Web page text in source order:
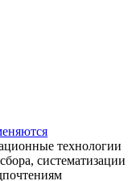
технологии
систематизации